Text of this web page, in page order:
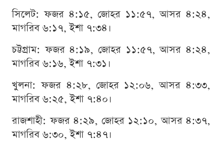
সিলেট: ফজর ৪:১৫, জোহর ১১:৫৭, আসর ৪:২৪,
মাগরিব ৬:১৭, ইশা ৭:৩৪।
চট্টগ্রাম: ফজর ৪:১৯, জোহর ১১:৫৭, আসর ৪:২৪,
মাগরিব ৬:১৬, ইশা ৭:৩১।
খুলনা: ফজর ৪:২৮, জোহর ১২:০৬, আসর ৪:৩৩,
মাগরিব ৬:২৫, ইশা ৭:৪০।
রাজশাহী: ফজর ৪:২৯, জোহর ১২:১০, আসর ৪:৩৭,
মাগরিব ৬:৩০, ইশা ৭:৪৭।